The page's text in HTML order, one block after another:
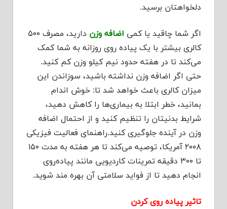
دلخواهتان برسید.
اگر شما چاقید یا کمی اضافه وزن
دارید، مصرف ۵۰۰
کالری بیشتر با یک پیاده روی روزانه به شما کمک
می‌کند تا در هفته حدود نیم کیلو وزن کم کنید.
حتی اگر اضافه وزن نداشته باشید، سوزاندن این
میزان کالری باعث خواهد شد تا: خوش اندام
بمانید، خطر ابتلا به بیماری‌ها را کاهش دهید،
شرایط بدنیتان را تنظیم کنید و از احتمال اضافه
وزن در آینده جلوگیری کنید.راهنمای فعالیت فیزیکی
۲۰۰۸ آمریکا، توصیه می‌کند تا هر هفته به مدت ۱۵۰
تا ۳۰۰ دقیقه تمرینات کاردیویی مانند پیاده‌روی
انجام دهید تا از فواید سلامتی آن بهره مند شوید.
تاثیر پیاده روی کردن